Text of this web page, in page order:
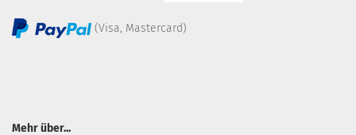
(Visa, Mastercard)
Mehr über...